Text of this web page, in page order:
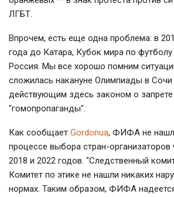
ЛГБТ.
Впрочем, есть еще одна проблема: в
года до Катара, Кубок мира по футболу
Россия. Мы все хорошо помним
сложилась накануне Олимпиады в Сочи
действующим здесь законом о запрете
"гомопропаганды".
Как сообщает Gordonua, ФИФА не
процессе выбора стран-
2018 и 2022 годов. "Следственный
Комитет по этике не нашли никаких
нормах. Таким образом, ФИФА